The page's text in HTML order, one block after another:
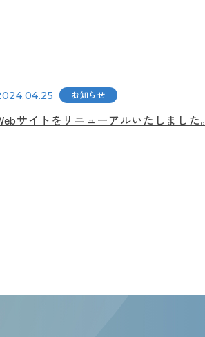
お知らせ
サイトをリニューアルいたしました。